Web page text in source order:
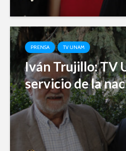
PRENSA TV UNAM
Iván Trujillo: TV
servicio de la